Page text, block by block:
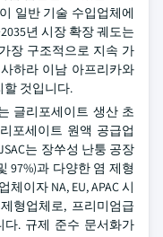
일반 기술 수입업체에
년 시장 확장 궤도는
장 구조적으로 지속 가
하라 이남 아프리카와
것입니다.
글리포세이트 생산 초
포세이트 원액 공급업
는 장쑤성 난퉁 공장
97%)과 다양한 염 제형
이자 NA, EU, APAC 시
형업체로, 프리미엄급
다. 규제 준수 문서화가